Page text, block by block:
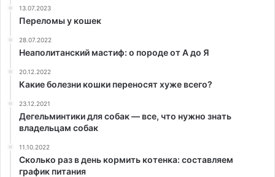
13.07.2023
Переломы у кошек
28.07.2022
Неаполитанский мастиф: о породе от А до Я
20.12.2022
Какие болезни кошки переносят хуже всего?
23.12.2021
Дегельминтики для собак — все, что нужно знать
владельцам собак
11.10.2022
Сколько раз в день кормить котенка: составляем
график питания